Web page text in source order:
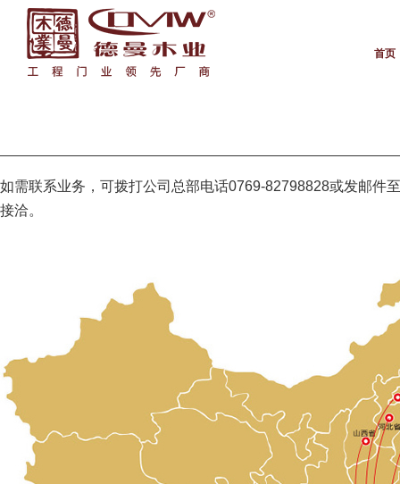
首页
如需联系业务，可拨打公司总部电话0769-82798828或发邮件
接洽。